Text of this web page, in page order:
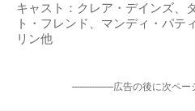
キャスト：クレア・デインズ、
ト・フレンド、マンディ・パテ
リン他
-----------------広告の後に次ペー